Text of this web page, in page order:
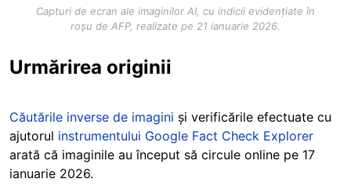
Capturi de ecran ale imaginilor AI, cu indicii evidențiate în
roșu de AFP, realizate pe 21 ianuarie 2026.
Urmărirea originii
Căutările inverse de imagini și verificările efectuate cu
ajutorul instrumentului Google Fact Check Explorer
arată că imaginile au început să circule online pe 17
ianuarie 2026.